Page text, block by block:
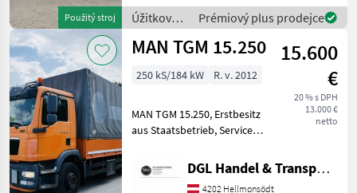
Použitý stroj
TB270, 27 m Reichweite!!!
seitlich 14 m bei ca.
Úžitkové
vozidlá /
Iveco
Prémiový plus prodejce
MAN TGM 15.250
15.600
€
20 % s DPH
13.000 €
netto
250 kS/184 kW R. v. 2012
MAN TGM 15.250, Erstbesitz
aus Staatsbetrieb, Service
188.000 km, Ladebordwand
( 4x Steuerung), Klima,
DGL Handel & Transporte
4202 Hellmonsödt